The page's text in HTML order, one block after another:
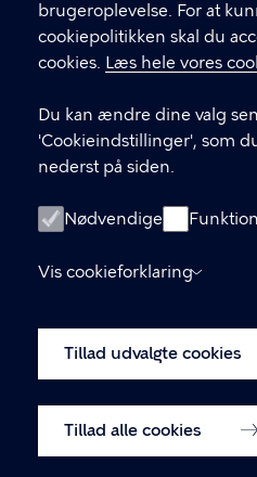
brugeroplevelse. For at
cookiepolitikken skal du
cookies. Læs hele vores
Du kan ændre dine valg
'Cookieindstillinger', som
nederst på siden.
Nødvendige
Vis cookieforklaring
Tillad udvalgte cookies
Tillad alle cookies
GENVEJE
Digital Post
Databeskyttelse
Om hjemmesiden
Cookiepolitik